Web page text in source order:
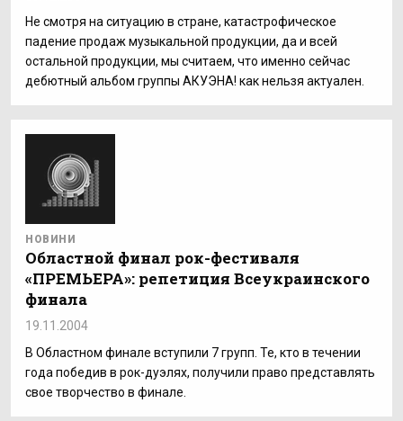
Не смотря на ситуацию в стране, катастрофическое
падение продаж музыкальной продукции, да и всей
остальной продукции, мы считаем, что именно сейчас
дебютный альбом группы АКУЭНА! как нельзя актуален.
НОВИНИ
Областной финал рок-фестиваля
«ПРЕМЬЕРА»: репетиция Всеукраинского
финала
19.11.2004
В Областном финале вступили 7 групп. Те, кто в течении
года победив в рок-дуэлях, получили право представлять
свое творчество в финале.